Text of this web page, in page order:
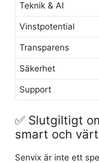
Teknik & AI
Vinstpotential
Transparens
Säkerhet
Support
✅ Slutgiltigt
smart och
Senvix är inte ett